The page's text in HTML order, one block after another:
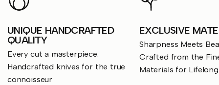
UNIQUE HANDCRAFTED
QUALITY
Every cut a masterpiece:
Handcrafted knives for the true
connoisseur
EXCLUSIVE
Sharpness Meets
Crafted from the
Materials for